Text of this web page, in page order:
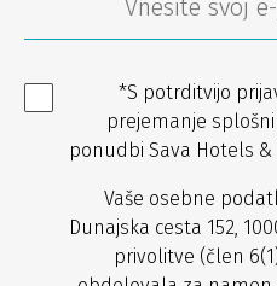
*S potrditvijo
prejemanje
ponudbi Sava Hotels &
Vaše osebne
Dunajska cesta 152,
privolitve (člen